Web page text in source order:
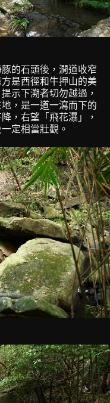
的石頭後，澗道收窄
是西徑和牛押山的美
示下溯者切勿越過，
，是一道一瀉而下的
，右望「飛花瀑」，
定相當壯觀。